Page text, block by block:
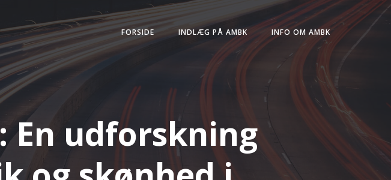
FORSIDE INDLÆG PÅ AMBK INFO OM AMBK
udforskning